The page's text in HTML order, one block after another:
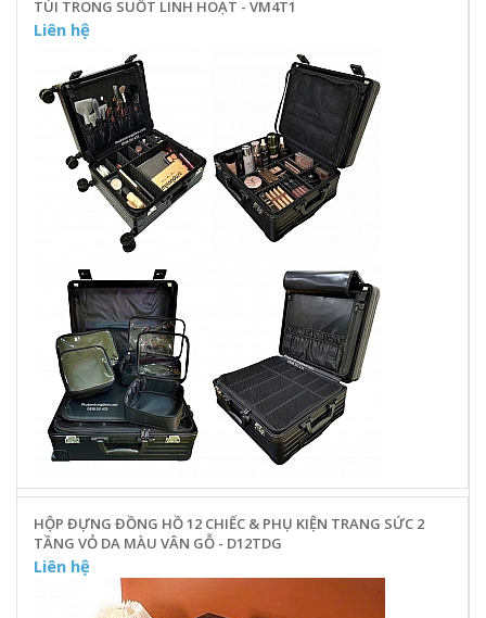
TÚI TRONG SUỐT LINH HOẠT - VM4T1
Liên hệ
HỘP ĐỰNG ĐỒNG HỒ 12 CHIẾC & PHỤ KIỆN TRANG SỨC 2
TẦNG VỎ DA MÀU VÂN GỖ - D12TDG
Liên hệ